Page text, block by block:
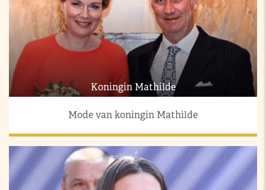
Koningin Mathilde
Mode van koningin Mathilde